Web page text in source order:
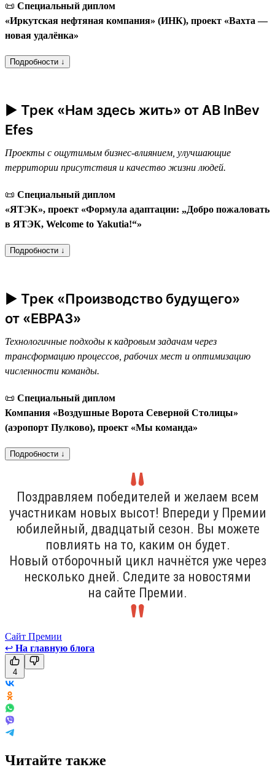
📜 Специальный диплом
«Иркутская нефтяная компания» (ИНК), проект «Вахта —
новая удалёнка»
Подробности ↓
► Трек «Нам здесь жить» от AB InBev
Efes
Проекты с ощутимым бизнес-влиянием, улучшающие
территории присутствия и качество жизни людей.
📜 Специальный диплом
«ЯТЭК», проект «Формула адаптации: „Добро пожаловать
в ЯТЭК, Welcome to Yakutia!“»
Подробности ↓
► Трек «Производство будущего»
от «ЕВРАЗ»
Технологичные подходы к кадровым задачам через
трансформацию процессов, рабочих мест и оптимизацию
численности команды.
📜 Специальный диплом
Компания «Воздушные Ворота Северной Столицы»
(аэропорт Пулково), проект «Мы команда»
Подробности ↓
Поздравляем победителей и желаем всем
участникам новых высот! Впереди у Премии
юбилейный, двадцатый сезон. Вы можете
повлиять на то, каким он будет.
Новый отборочный цикл начнётся уже через
несколько дней. Следите за новостями
на сайте Премии.
Сайт Премии
↩ На главную блога
4
Читайте также